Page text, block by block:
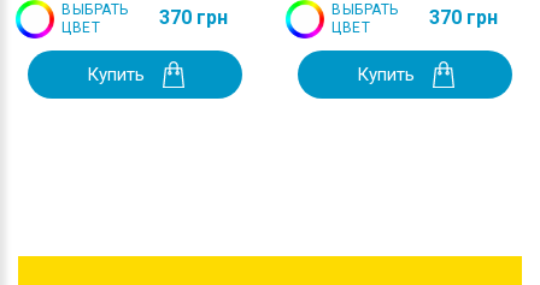
ВЫБРАТЬ
ЦВЕТ
370 грн
Купить
ВЫБРАТЬ
ЦВЕТ
370 грн
Купить